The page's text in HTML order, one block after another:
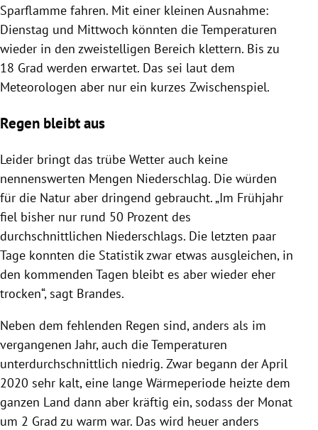
Sparflamme fahren. Mit einer kleinen Ausnahme:
Dienstag und Mittwoch könnten die Temperaturen
wieder in den zweistelligen Bereich klettern. Bis zu
18 Grad werden erwartet. Das sei laut dem
Meteorologen aber nur ein kurzes Zwischenspiel.
Regen bleibt aus
Leider bringt das trübe Wetter auch keine
nennenswerten Mengen Niederschlag. Die würden
für die Natur aber dringend gebraucht. „Im Frühjahr
fiel bisher nur rund 50 Prozent des
durchschnittlichen Niederschlags. Die letzten paar
Tage konnten die Statistik zwar etwas ausgleichen, in
den kommenden Tagen bleibt es aber wieder eher
trocken“, sagt Brandes.
Neben dem fehlenden Regen sind, anders als im
vergangenen Jahr, auch die Temperaturen
unterdurchschnittlich niedrig. Zwar begann der April
2020 sehr kalt, eine lange Wärmeperiode heizte dem
ganzen Land dann aber kräftig ein, sodass der Monat
um 2 Grad zu warm war. Das wird heuer anders